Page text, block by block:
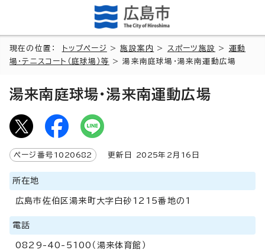
現在の位置： トップページ >施設案内 > スポーツ施設 > 運動
場・テニスコート（庭球場）等
> 湯来南庭球場・湯来南運動広場
湯来南庭球場・湯来南運動広場
ページ番号 1020682 更新日 2025年2月 16 日
所在地
広島市佐伯区湯来町大字白砂1215番地の1
電話
0829-40-5100（湯来体育館）